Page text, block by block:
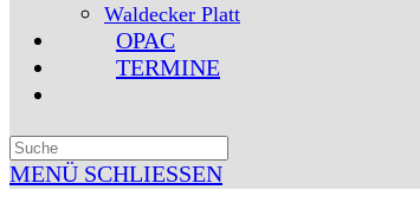
Waldecker Platt
OPAC
TERMINE
MENÜ SCHLIESSEN